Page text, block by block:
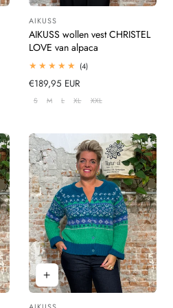
Leverancier:
AIKUSS
AIKUSS wollen vest CHRISTEL
LOVE van alpaca
(4)4
Normale
prijs
€189,95 EUR
S M L XL XXL